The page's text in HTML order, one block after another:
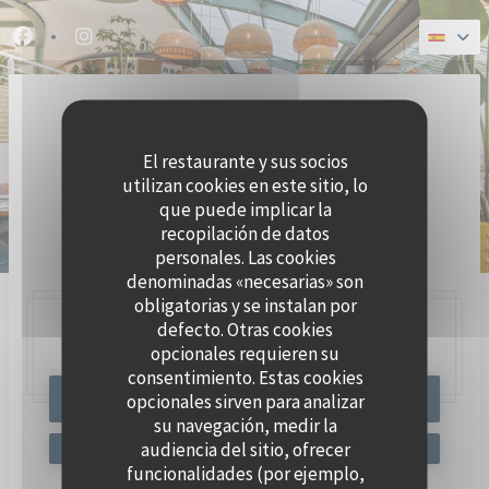
Personalización de sus opciones de cookies
El restaurante y sus socios
utilizan cookies en este sitio, lo
que puede implicar la
recopilación de datos
personales. Las cookies
denominadas «necesarias» son
obligatorias y se instalan por
defecto. Otras cookies
opcionales requieren su
consentimiento. Estas cookies
opcionales sirven para analizar
su navegación, medir la
audiencia del sitio, ofrecer
funcionalidades (por ejemplo,
Facebook ((abre en una nueva ventana))
Instagram ((abre en una nueva ventana))
BRASSERIE SEAFOOD
47, Quai Charles Pasqua,92300 Levallois-Perret
RESERVAR UNA MESA